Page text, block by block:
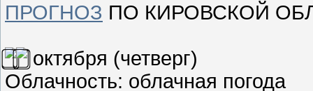
ПРОГНОЗ ПО КИРОВСКОЙ
октября (четверг)
Облачность: облачная погода